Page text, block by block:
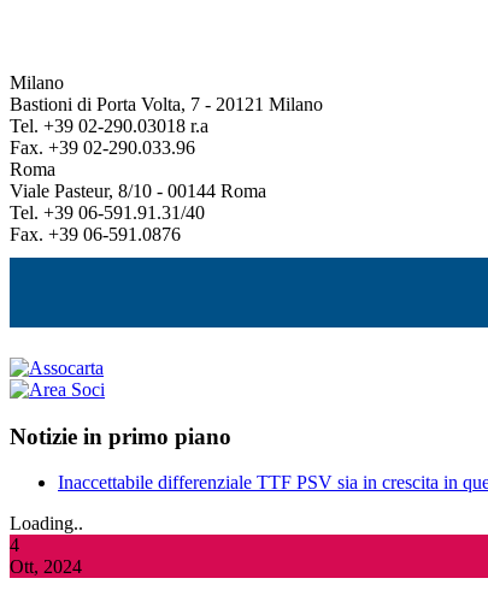
Milano
Bastioni di Porta Volta, 7 - 20121 Milano
Tel. +39 02-290.03018 r.a
Fax. +39 02-290.033.96
Roma
Viale Pasteur, 8/10 - 00144 Roma
Tel. +39 06-591.91.31/40
Fax. +39 06-591.0876
Notizie in primo piano
Inaccettabile differenziale TTF PSV sia in crescita in
Loading..
4
Ott, 2024